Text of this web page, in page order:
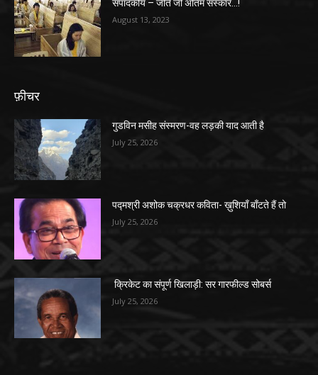
संपादकीय – जीते जी अंतिम संस्कार…!
August 13, 2023
फ़ीचर
गुडविन मसीह संस्मरण-वह लड़की याद आती है
July 25, 2026
पद्मश्री अशोक चक्रधर कविता- ख़ुशियाँ बाँटते हैं तो
July 25, 2026
क्रिकेट का संपूर्ण खिलाड़ी: सर गारफील्ड सोबर्स
July 25, 2026